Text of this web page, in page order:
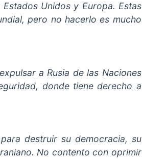
Unidos y Europa. Estas
pero no hacerlo es mucho
a Rusia de las Naciones
donde tiene derecho a
destruir su democracia, su
No contento con oprimir